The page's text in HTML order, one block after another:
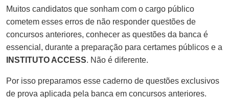
Muitos candidatos que sonham com o cargo público
cometem esses erros de não responder questões de
concursos anteriores, conhecer as questões da banca é
essencial, durante a preparação para certames públicos e a
INSTITUTO ACCESS. Não é diferente.
Por isso preparamos esse caderno de questões exclusivos
de prova aplicada pela banca em concursos anteriores.